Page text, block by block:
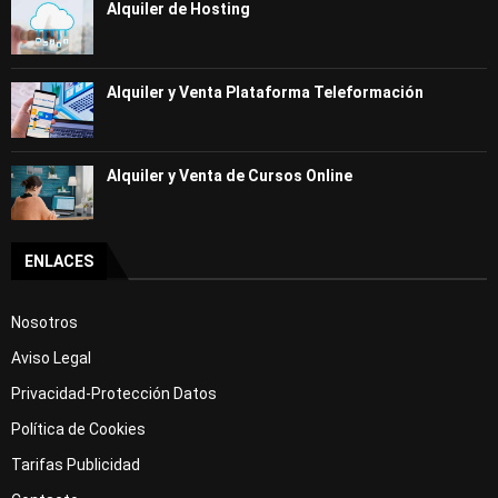
Alquiler de Hosting
Alquiler y Venta Plataforma Teleformación
Alquiler y Venta de Cursos Online
ENLACES
Nosotros
Aviso Legal
Privacidad-Protección Datos
Política de Cookies
Tarifas Publicidad